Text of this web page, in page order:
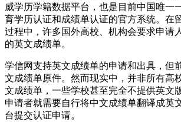
威学历学籍数据平台，也是目前中国唯一
育学历认证和成绩单认证的官方系统。在
过程中，许多国外高校、机构会要求申请
的英文成绩单。
学信网支持英文成绩单的申请和出具，但
文成绩单原件。然而现实中，并非所有高
文成绩单，一些学校甚至完全不提供英文
申请者就需要自行将中文成绩单翻译成英
台提交认证申请。